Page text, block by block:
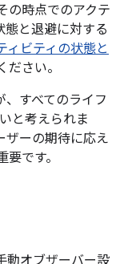
の時点でのアクテ
態と退避に対する
ィビティの状態と
さい。
、すべてのライフ
と考えられま
ザーの期待に応え
です。
動オブザーバー設